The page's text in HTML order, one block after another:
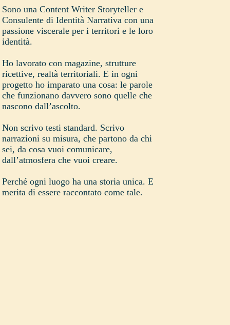
Sono una Content Writer Storyteller e
Consulente di Identità Narrativa con una
passione viscerale per i territori e le loro
identità.
Ho lavorato con magazine, strutture
ricettive, realtà territoriali. E in ogni
progetto ho imparato una cosa: le parole
che funzionano davvero sono quelle che
nascono dall’ascolto.
Non scrivo testi standard. Scrivo
narrazioni su misura, che partono da chi
sei, da cosa vuoi comunicare,
dall’atmosfera che vuoi creare.
Perché ogni luogo ha una storia unica. E
merita di essere raccontato come tale.